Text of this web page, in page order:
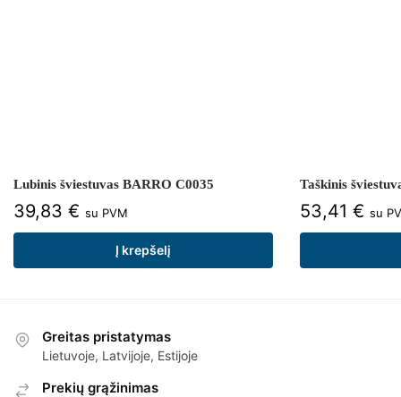
Lubinis šviestuvas BARRO C0035
39,83 € su PVM
Į krepšelį
Taškinis
53,41 € su
Greitas pristatymas
Lietuvoje, Latvijoje, Estijoje
Prekių grąžinimas